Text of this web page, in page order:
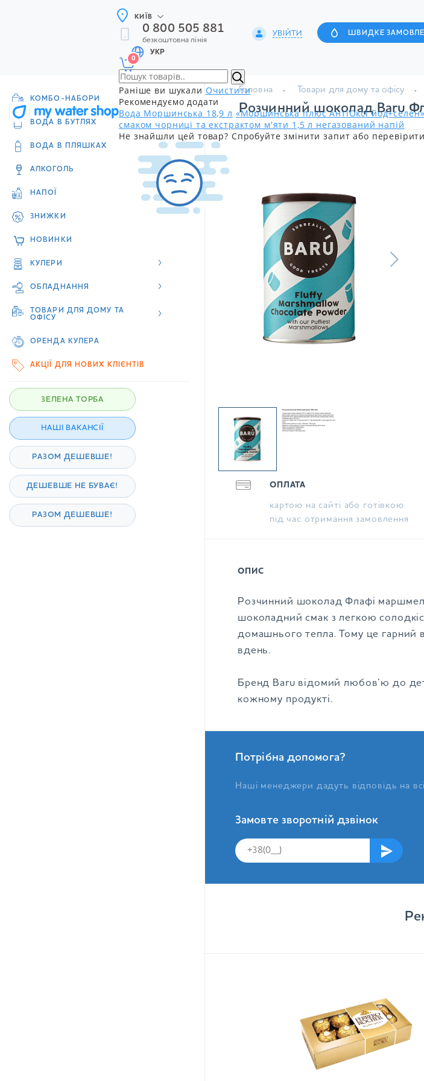
КИЇВ
0 800 505 881
безкоштовна лінія
УВІЙТИ ШВИДКЕ
УКР
0
Раніше ви шукали Очистити
Рекомендуємо додати
Вода Моршинська 18,9 л «Моршинська плюс АнтіОксі
смаком чорниці та екстрактом м'яти 1,5 л негазований напій
Не знайшли цей товар? Спробуйте змінити запит або
КОМБО-НАБОРИ
ВОДА В БУТЛЯХ
ВОДА В ПЛЯШКАХ
АЛКОГОЛЬ
НАПОЇ
ЗНИЖКИ
НОВИНКИ
КУЛЕРИ
ОБЛАДНАННЯ
ТОВАРИ ДЛЯ ДОМУ ТА
ОФІСУ
ОРЕНДА КУЛЕРА
АКЦІЇ ДЛЯ НОВИХ КЛІЄНТІВ
ЗЕЛЕНА ТОРБА
НАШІ ВАКАНСІЇ
РАЗОМ ДЕШЕВШЕ!
ДЕШЕВШЕ НЕ БУВАЄ!
РАЗОМ ДЕШЕВШЕ!
Головна Товари для дому та офісу
Розчинний шоколад Baru
ОПЛАТА
картою на сайті або готівкою
під час отримання замовлення
ОПИС
Розчинний шоколад Флафі
шоколадний смак з легкою
домашнього тепла. Тому це гарний
вдень.
Бренд Baru відомий любов’ю до
кожному продукті.
Потрібна допомога?
Наші менеджери дадуть відповідь на
Замовте зворотній дзвінок